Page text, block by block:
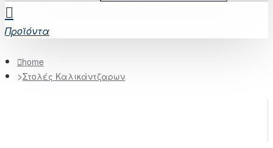
Προϊόντα
home
Στολές Καλικάντζαρων